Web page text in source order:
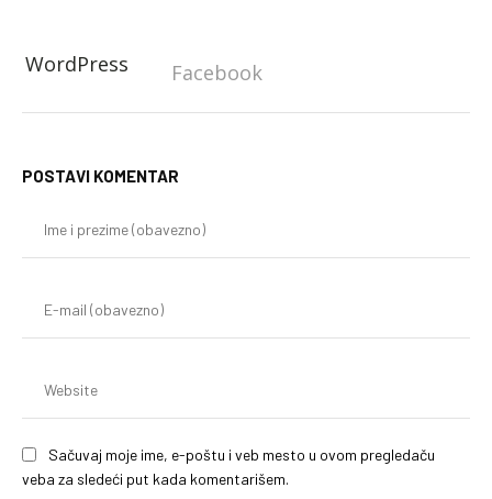
WordPress Facebook
POSTAVI KOMENTAR
Sačuvaj moje ime, e-poštu i veb mesto u ovom pregledaču
veba za sledeći put kada komentarišem.